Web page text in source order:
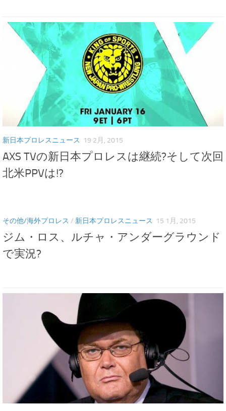
新日本プロレスニュース 19 2月, 2015
AXS TVの新日本プロレスは継続?そして次回
北米PPVは!?
その他/海外プロレス / 新日本プロレスニュース 15 1月, 2015
ジム・ロス、ルチャ・アンダーグラウンド
で実況?